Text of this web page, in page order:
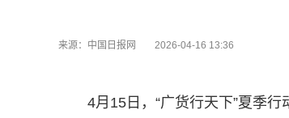
来源：中国日报网 2026-04-16 13:36
4月15日，“广货行天下”夏季